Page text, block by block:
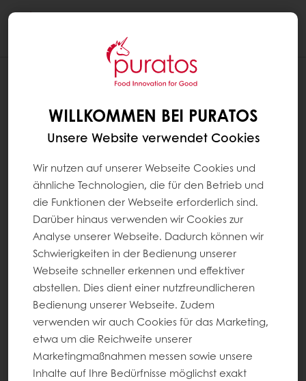
WILLKOMMEN BEI PURATOS
Unsere Website verwendet Cookies
Wir nutzen auf unserer Webseite Cookies und
ähnliche Technologien, die für den Betrieb und
die Funktionen der Webseite erforderlich sind.
Darüber hinaus verwenden wir Cookies zur
Analyse unserer Webseite. Dadurch können wir
Schwierigkeiten in der Bedienung unserer
Webseite schneller erkennen und effektiver
abstellen. Dies dient einer nutzfreundlicheren
Bedienung unserer Webseite. Zudem
verwenden wir auch Cookies für das Marketing,
etwa um die Reichweite unserer
Marketingmaßnahmen messen sowie unsere
Inhalte auf Ihre Bedürfnisse möglichst exakt